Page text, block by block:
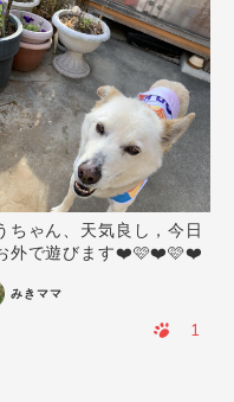
ちゃん、天気良し，今日
外で遊びます❤️🩷❤️🩷❤️
みきママ
1